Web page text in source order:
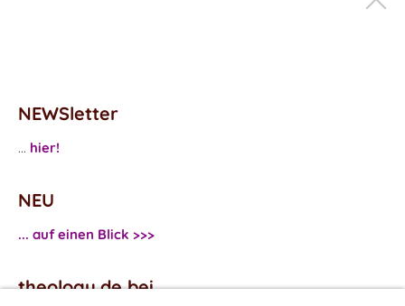
NEWSletter
... hier!
NEU
... auf einen Blick >>>
theology.de bei